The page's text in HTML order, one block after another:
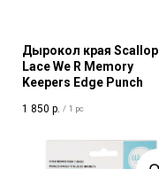
Дырокол края Scallop
Lace We R Memory
Keepers Edge Punch
1 850 р. / 1 pc